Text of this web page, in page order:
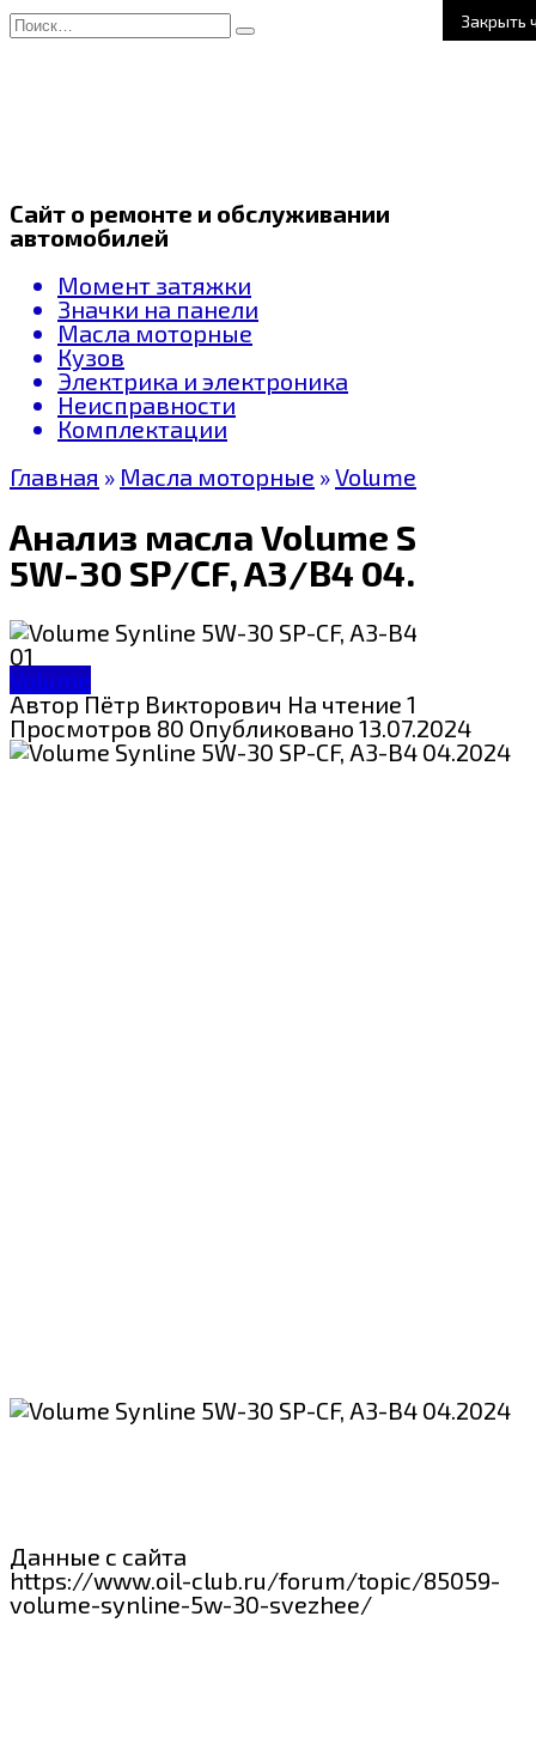
Закрыть
Перейти
к
Search
for:
Сайт о ремонте и обслуживании
автомобилей
Момент затяжки
Значки на панели
Масла моторные
Кузов
Электрика и электроника
Неисправности
Комплектации
Главная » Масла моторные »Volume
Анализ масла Volume Synline
5W-30 SP/СF, A3/B4 04.2024
Volume
АвторПётр Викторович На чтение 1 мин
Просмотров 80 Опубликовано 13.07.2024
Данные с сайта
https://www.oil-club.ru/forum/topic/85059-
volume-synline-5w-30-svezhee/